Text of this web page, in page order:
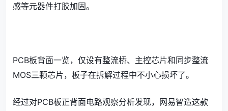
感等元器件打胶加固。
PCB板背面一览，仅设有整流桥、主控芯片和同步整流
MOS三颗芯片，板子在拆解过程中不小心损坏了。
经过对PCB板正背面电路观察分析发现，网易智造这款